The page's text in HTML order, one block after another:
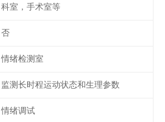
科室，手术室等
否
情绪检测室
监测长时程运动状态和生理参数
情绪调试